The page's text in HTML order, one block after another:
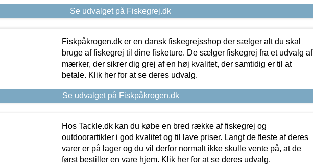
Se udvalget på Fiskegrej.dk
Fiskpåkrogen.dk er en dansk fiskegrejsshop der sælger alt du skal
bruge af fiskegrej til dine fisketure. De sælger fiskegrej fra et udvalg af
mærker, der sikrer dig grej af en høj kvalitet, der samtidig er til at
betale. Klik her for at se deres udvalg.
Se udvalget på Fiskpåkrogen.dk
Hos Tackle.dk kan du købe en bred række af fiskegrej og
outdoorartikler i god kvalitet og til lave priser. Langt de fleste af deres
varer er på lager og du vil derfor normalt ikke skulle vente på, at de
først bestiller en vare hjem. Klik her for at se deres udvalg.